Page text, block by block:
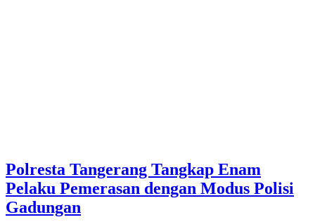
Polresta Tangerang Tangkap Enam
Pelaku Pemerasan dengan Modus Polisi
Gadungan